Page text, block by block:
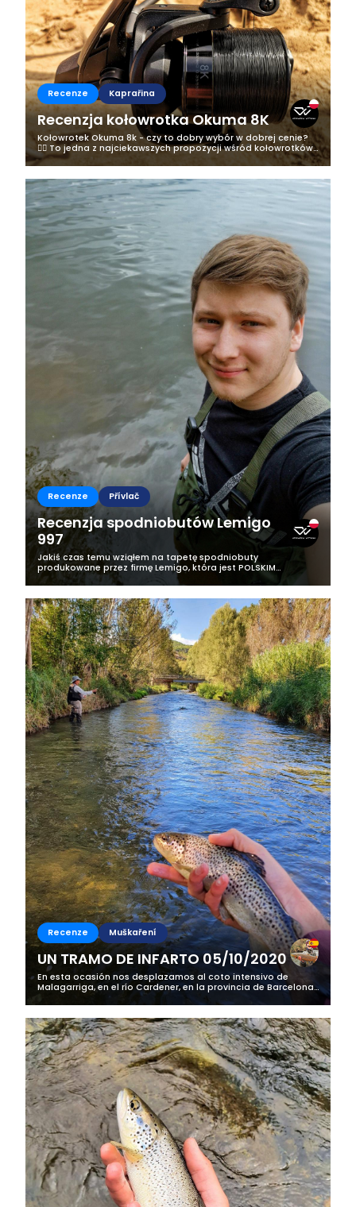
Recenze Kaprařina
Recenzja kołowrotka Okuma 8K
Kołowrotek Okuma 8k - czy to dobry wybór w dobrej cenie?
🤷‍♂️ To jedna z najciekawszych propozycji wśród kołowrotków
karpiowych, która dodatkowo może zaskoczyć swoją
niewygórowaną ceną....
Recenze Přívlač
Recenzja spodniobutów Lemigo
997
Jakiś czas temu wziąłem na tapetę spodniobuty
produkowane przez firmę Lemigo, która jest POLSKIM
producentem. Postanowiłem sprawdzić je pod względem
komfortu i jakości, aby móc się podzielić swoją...
Recenze Muškaření
UN TRAMO DE INFARTO 05/10/2020
En esta ocasión nos desplazamos al coto intensivo de
Malagarriga, en el río Cardener, en la provincia de Barcelona,
para ayudar en el campeonato de Cataluña de Salmónidos
Mosca Juventud 2020....